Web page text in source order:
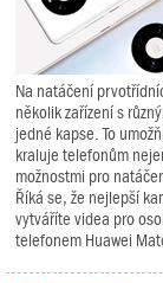
Na natáčení
několik zařízení s
jedné kapse. To
kraluje telefonům
možnostmi pro
Říká se, že nejlepší
vytváříte videa pro
telefonem Huawei